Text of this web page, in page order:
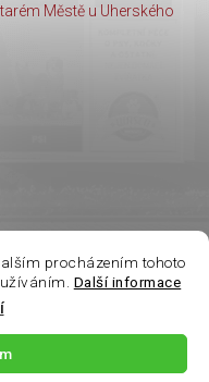
procházením tohoto
Další informace
Městě u Uherského
práva vyhrazena.